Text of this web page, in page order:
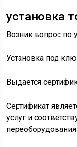
установка
Возник вопрос по
Установка под
Выдается
Сертификат
услуг и